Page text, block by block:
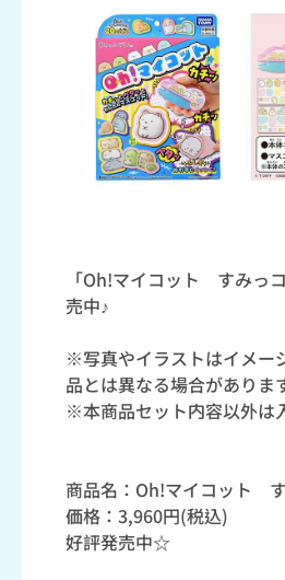
「Oh!マイコット すみっ
売中♪
※写真やイラストはイメー
品とは異なる場合がありま
※本商品セット内容以外は
商品名：Oh!マイコット
価格：3,960円(税込)
好評発売中☆